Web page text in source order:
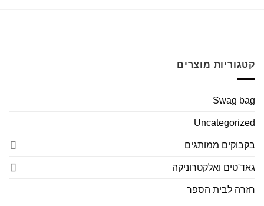
קטגוריות מוצרים
Swag bag
Uncategorized
בקבוקים ממותגים
גאד'טים ואלקטרוניקה
חזרה לבית הספר